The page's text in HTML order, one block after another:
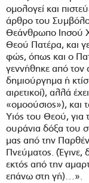
ομολογεί και
άρθρο του
Θεάνθρωπο Ιησού
Θεού Πατέρα, και
φώς, όπως και ο
γεννήθηκε από τον
δημιούργημα ή
αιρετικοί), αλλά
«ομοούσιος»), και
Υιός του Θεού, για
ουράνια δόξα του
μας από την
Πνεύματος.
εκτός από την
επάνω στη γή)…».